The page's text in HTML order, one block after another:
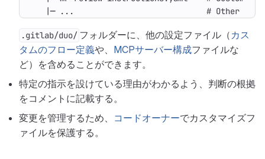
|─ ...                            # Other
.gitlab/duo/ フォルダーに、他の設定ファイル（ カス
タムのフロー定義や、 MCPサーバー構成ファイルな
ど）を含めることができます。
特定の指示を設けている理由がわかるよう、判断の根拠
をコメントに記載する。
変更を管理するため、 コードオーナーでカスタマイズフ
ァイルを保護する。